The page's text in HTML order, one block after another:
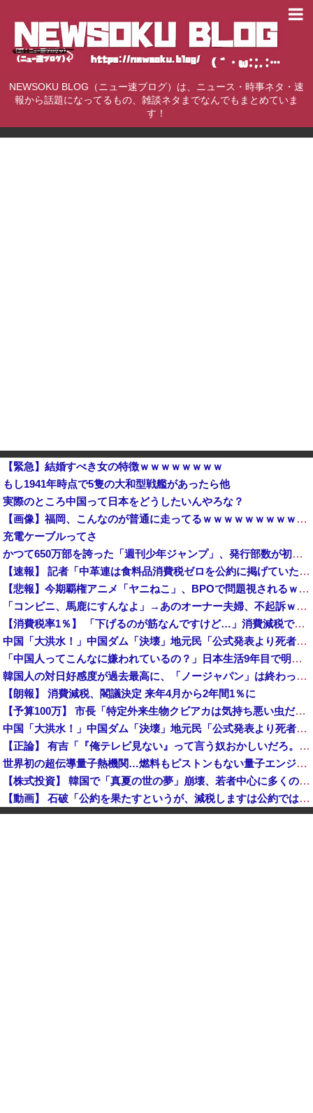
NEWSOKU BLOG（ニュー速ブログ）は、ニュース・時事ネタ・速
報から話題になってるもの、雑談ネタまでなんでもまとめていま
す！
【緊急】結婚すべき女の特徴ｗｗｗｗｗｗｗｗ
もし1941年時点で5隻の大和型戦艦があったら他
実際のところ中国って日本をどうしたいんやろな？
【画像】福岡、こんなのが普通に走ってるｗｗｗｗｗｗｗｗｗｗｗｗｗｗｗｗ
充電ケーブルってさ
かつて650万部を誇った「週刊少年ジャンプ」、発行部数が初の100万部割れ
【速報】 記者「中革連は食料品消費税ゼロを公約に掲げていたが？」→階猛氏「そ、それは財源確保という条件付き」
【悲報】今期覇権アニメ「ヤニねこ」、BPOで問題視されるｗｗｗｗｗ
「コンビニ、馬鹿にすんなよ」→あのオーナー夫婦、不起訴ｗｗｗｗｗｗｗｗｗ
【消費税率1％】 「下げるのが筋なんですけど…」消費減税で値下がりする分と同じだけ商品を値上げして店頭価格を変えない店も
中国「大洪水！」中国ダム「決壊」地元民「公式発表より死者多い！」中国政府「住民拘束！（安否不明」中国当局「救助隊動画も削除」台風13号「三峡ダム接近中」→
「中国人ってこんなに嫌われているの？」日本生活9年目で明かす本心！
韓国人の対日好感度が過去最高に、「ノージャパン」は終わった？＝ネット「中国より100倍いい」
【朗報】 消費減税、閣議決定 来年4月から2年間1％に
【予算100万】 市長「特定外来生物クビアカは気持ち悪い虫だしそんな需要ないと思う」1匹300円相当の報奨金→初日に42万取られ焦り
中国「大洪水！」中国ダム「決壊」地元民「公式発表より死者多い！」中国政府「住民拘束！（安否不明」中国当局「救助隊動画も削除」台風13号「三峡ダム接近中」→
【正論】 有吉「『俺テレビ見ない』って言う奴おかしいだろ。団子屋で『団子食べない』って言うか？」
世界初の超伝導量子熱機関…燃料もピストンもない量子エンジンが回った！
【株式投資】 韓国で「真夏の世の夢」崩壊、若者中心に多くの人が「人生オワタ」―中国メディア
【動画】 石破「公約を果たすというが、減税しますは公約ではない。検討を加速するというのが公約だ」
中国人に聞いた「一番悪いと思う国は？」 →1位中国